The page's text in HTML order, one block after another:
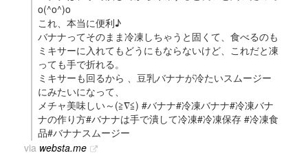
o(^o^)o
これ、本当に便利♪
バナナってそのまま冷凍しちゃうと固くて、食べるのも
ミキサーに入れてもどうにもならないけど、これだと凍
っても手で折れる。
ミキサーも回るから 、豆乳バナナが冷たいスムージー
にみたいになって、
メチャ美味しい～(≧∇≦) #バナナ#冷凍バナナ#冷凍バナ
ナの作り方#バナナは手で潰して冷凍#冷凍保存 #冷凍食
品#バナナスムージー
via websta.me